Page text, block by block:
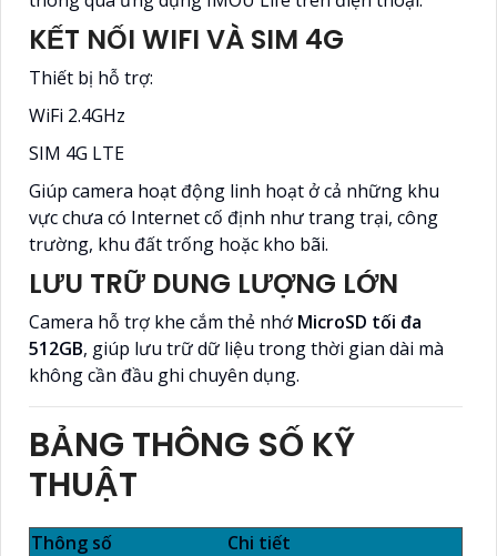
KẾT NỐI WIFI VÀ SIM 4G
Thiết bị hỗ trợ:
WiFi 2.4GHz
SIM 4G LTE
Giúp camera hoạt động linh hoạt ở cả những khu
vực chưa có Internet cố định như trang trại, công
trường, khu đất trống hoặc kho bãi.
LƯU TRỮ DUNG LƯỢNG LỚN
Camera hỗ trợ khe cắm thẻ nhớ MicroSD tối đa
512GB, giúp lưu trữ dữ liệu trong thời gian dài mà
không cần đầu ghi chuyên dụng.
BẢNG THÔNG SỐ KỸ
THUẬT
Thông số Chi tiết